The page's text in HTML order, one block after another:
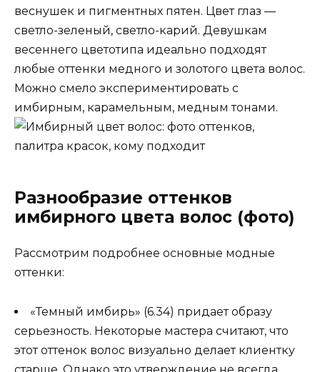
веснушек и пигментных пятен. Цвет глаз —
светло-зеленый, светло-карий. Девушкам
весеннего цветотипа идеально подходят
любые оттенки медного и золотого цвета волос.
Можно смело экспериментировать с
имбирным, карамельным, медным тонами.
Разнообразие оттенков
имбирного цвета волос (фото)
Рассмотрим подробнее основные модные
оттенки:
«Темный имбирь» (6.34) придает образу
серьезность. Некоторые мастера считают, что
этот оттенок волос визуально делает клиентку
старше. Однако это утверждение не всегда